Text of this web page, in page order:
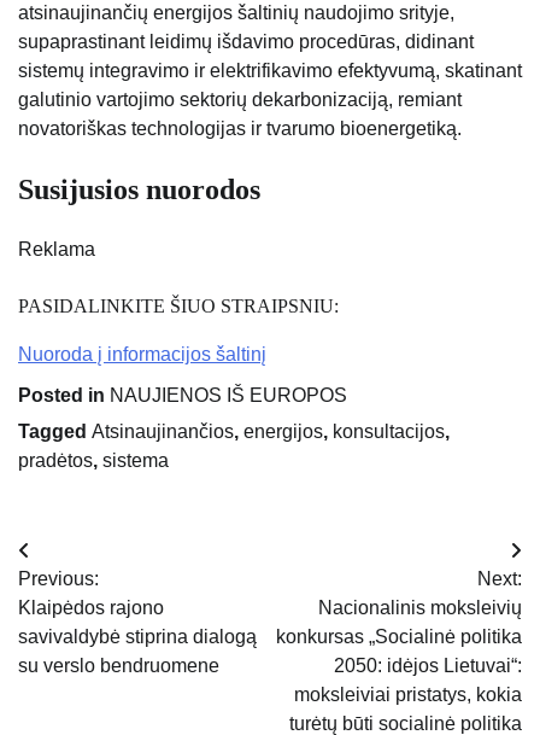
atsinaujinančių energijos šaltinių naudojimo srityje,
supaprastinant leidimų išdavimo procedūras, didinant
sistemų integravimo ir elektrifikavimo efektyvumą, skatinant
galutinio vartojimo sektorių dekarbonizaciją, remiant
novatoriškas technologijas ir tvarumo bioenergetiką.
Susijusios nuorodos
Reklama
PASIDALINKITE ŠIUO STRAIPSNIU:
Nuoroda į informacijos šaltinį
Posted in NAUJIENOS IŠ EUROPOS
Tagged Atsinaujinančios, energijos, konsultacijos,
pradėtos, sistema
Navigacija
tarp
įrašų
Previous:
Klaipėdos rajono
savivaldybė stiprina dialogą
su verslo bendruomene
Next:
Nacionalinis moksleivių
konkursas „Socialinė politika
2050: idėjos Lietuvai“:
moksleiviai pristatys, kokia
turėtų būti socialinė politika